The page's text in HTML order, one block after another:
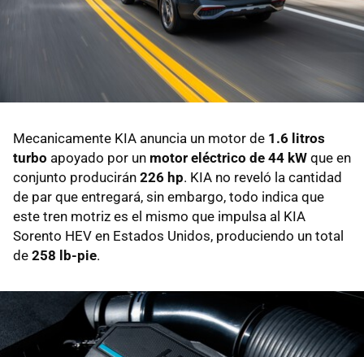
Mecanicamente KIA anuncia un motor de 1.6 litros
turbo apoyado por un motor eléctrico de 44 kW que en
conjunto producirán 226 hp. KIA no reveló la cantidad
de par que entregará, sin embargo, todo indica que
este tren motriz es el mismo que impulsa al KIA
Sorento HEV en Estados Unidos, produciendo un total
de 258 lb-pie.